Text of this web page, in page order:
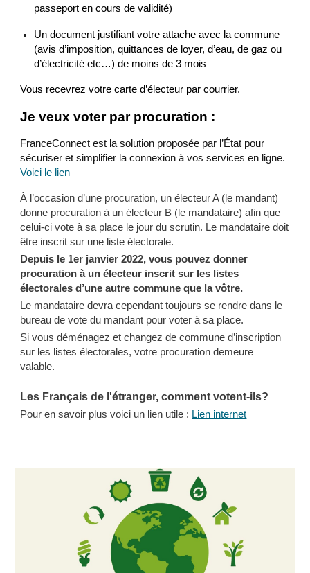
passeport en cours de validité)
Un document justifiant votre attache avec la commune
(avis d’imposition, quittances de loyer, d’eau, de gaz ou
d’électricité etc…) de moins de 3 mois
Vous recevrez votre carte d’électeur par courrier.
Je veux voter par procuration :
FranceConnect est la solution proposée par l’État pour
sécuriser et simplifier la connexion à vos services en ligne.
Voici le lien
À l’occasion d’une procuration, un électeur A (le mandant)
donne procuration à un électeur B (le mandataire) afin que
celui-ci vote à sa place le jour du scrutin. Le mandataire doit
être inscrit sur une liste électorale.
Depuis le 1er janvier 2022, vous pouvez donner
procuration à un électeur inscrit sur les listes
électorales d’une autre commune que la vôtre.
Le mandataire devra cependant toujours se rendre dans le
bureau de vote du mandant pour voter à sa place.
Si vous déménagez et changez de commune d’inscription
sur les listes électorales, votre procuration demeure
valable.
Les Français de l'étranger, comment votent-ils?
Pour en savoir plus voici un lien utile : Lien internet